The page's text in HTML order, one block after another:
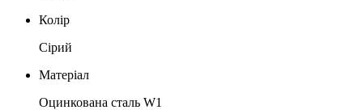
Колір
Сірий
Матеріал
Оцинкована сталь W1